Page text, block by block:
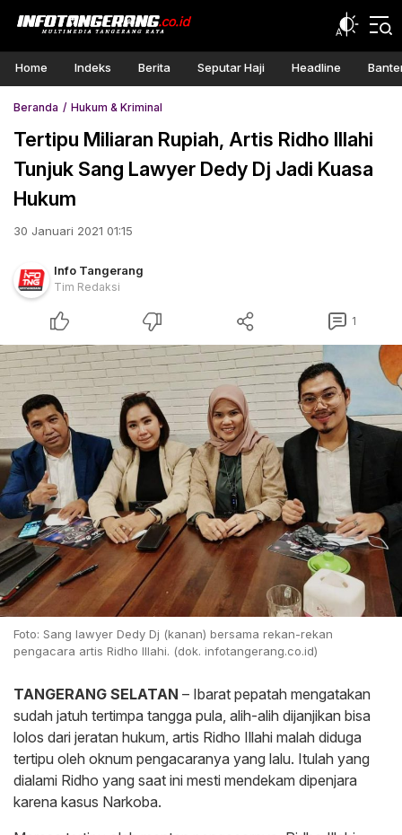
Home Indeks Berita Seputar Haji Headline
Beranda Hukum & Kriminal
Tertipu Miliaran Rupiah, Artis Ridho Illahi
Tunjuk Sang Lawyer Dedy Dj Jadi Kuasa
Hukum
30 Januari 2021 01:15
Info Tangerang
Tim Redaksi
1
Foto: Sang lawyer Dedy Dj (kanan) bersama rekan-rekan
pengacara artis Ridho Illahi. (dok. infotangerang.co.id)
TANGERANG SELATAN – Ibarat pepatah mengatakan
sudah jatuh tertimpa tangga pula, alih-alih dijanjikan bisa
lolos dari jeratan hukum, artis Ridho Illahi malah diduga
tertipu oleh oknum pengacaranya yang lalu. Itulah yang
dialami Ridho yang saat ini mesti mendekam dipenjara
karena kasus Narkoba.